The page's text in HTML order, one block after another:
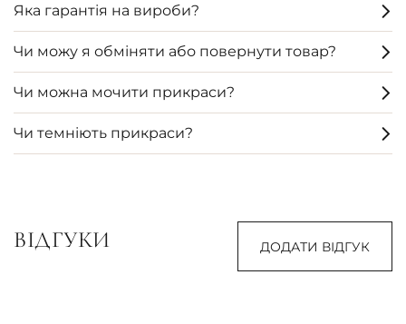
Яка гарантія на вироби?
Чи можу я обміняти або повернути товар?
Чи можна мочити прикраси?
Чи темніють прикраси?
ВІДГУКИ ДОДАТИ ВІДГУК